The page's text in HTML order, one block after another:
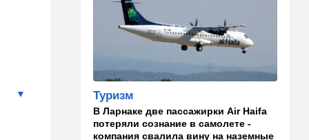
Что изменилось в аэропорту
Бен-Гурион после войны:
новые правила,
безопасность и советы
легче переносить стресс:
что выяснили ученые
Туризм
В Ларнаке две пассажирки Air Haifa
потеряли сознание в самолете -
компания свалила вину на наземные